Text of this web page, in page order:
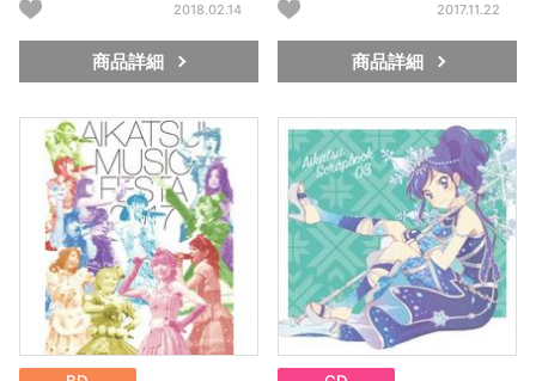
2018.02.14
商品詳細
2017.11.22
商品詳細